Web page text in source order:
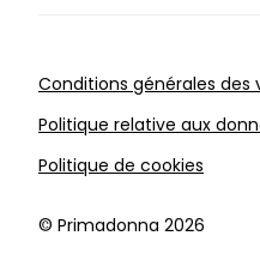
Conditions générales des
Politique relative aux
Politique de cookies
©️ Primadonna 2026